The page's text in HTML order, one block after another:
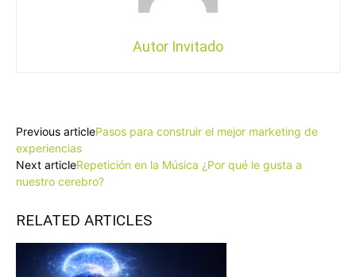
Autor Invitado
Previous articlePasos para construir el mejor marketing de
experiencias
Next articleRepetición en la Música ¿Por qué le gusta a
nuestro cerebro?
RELATED ARTICLES